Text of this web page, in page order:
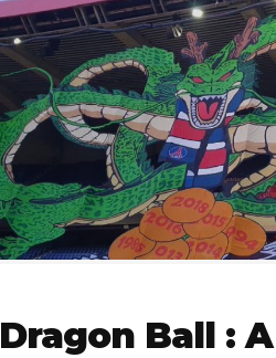
Dragon Ball :